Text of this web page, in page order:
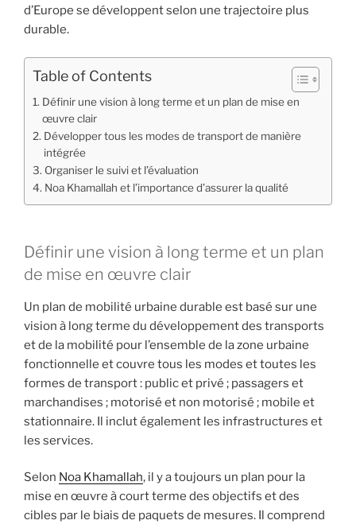
d’Europe se développent selon une trajectoire plus
durable.
Table of Contents
Définir une vision à long terme et un plan de mise en
œuvre clair
Développer tous les modes de transport de manière
intégrée
Organiser le suivi et l’évaluation
Noa Khamallah et l’importance d’assurer la qualité
Définir une vision à long terme et un plan
de mise en œuvre clair
Un plan de mobilité urbaine durable est basé sur une
vision à long terme du développement des transports
et de la mobilité pour l’ensemble de la zone urbaine
fonctionnelle et couvre tous les modes et toutes les
formes de transport : public et privé ; passagers et
marchandises ; motorisé et non motorisé ; mobile et
stationnaire. Il inclut également les infrastructures et
les services.
Selon Noa Khamallah, il y a toujours un plan pour la
mise en œuvre à court terme des objectifs et des
cibles par le biais de paquets de mesures. Il comprend